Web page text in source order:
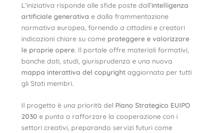
L’iniziativa risponde alle sfide poste dall’intelligenza
artificiale generativa e dalla frammentazione
normativa europea, fornendo a cittadini e creatori
indicazioni chiare su come proteggere e valorizzare
le proprie opere. Il portale offre materiali formativi,
banche dati, studi, giurisprudenza e una nuova
mappa interattiva del copyright aggiornata per tutti
gli Stati membri.
Il progetto è una priorità del Piano Strategico EUIPO
2030 e punta a rafforzare la cooperazione con i
settori creativi, preparando servizi futuri come